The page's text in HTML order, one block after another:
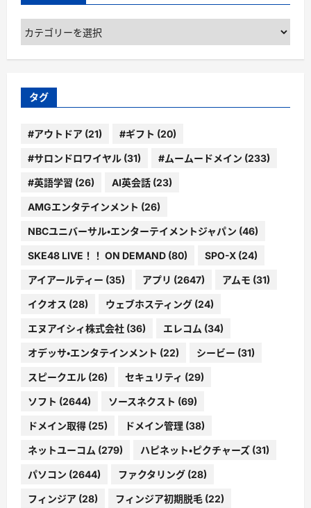
カ
テ
ゴ
ー
タグ
#アウトドア (21) #ギフト (20)
#サロンドロワイヤル (31) #ムームードメイン (233)
#英語学習 (26) AI英会話 (23)
AMGエンタテインメント (26)
NBCユニバーサル・エンターテイメントジャパン (46)
SKE48 LIVE！！ ON DEMAND (80) SPO-X (24)
アイアールティー (35) アプリ (2647) アムモ (31)
イクオス (28) ウェブホスティング (24)
エヌアイシィ株式会社 (36) エレコム (34)
オデッサ・エンタテインメント (22) シービー (31)
スピークエル (26) セキュリティ (29)
ソフト (2644) ソースネクスト (69)
ドメイン取得 (25) ドメイン管理 (38)
ネットユーコム (279) ハピネット・ピクチャーズ (31)
パソコン (2644) ファクタリング (28)
フィンジア (28) フィンジア初期脱毛 (22)